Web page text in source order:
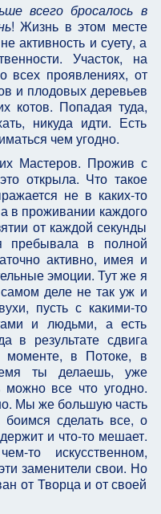
всего бросалось в
! Жизнь в этом месте
активность и суету, а
Участок, на
всех проявлениях, от
и плодовых деревьев
котов. Попадая туда,
никуда идти. Есть
чем угодно.
Мастеров. Прожив с
открыла. Что такое
не в каких-то
в проживании каждого
от каждой секунды
пребывала в полной
активно, имея и
эмоции. Тут же я
деле не так уж и
пусть с какими-то
и людьми, а есть
в результате сдвига
моменте, в Потоке, в
ты делаешь, уже
все что угодно.
Мы же большую часть
сделать все, о
и что-то мешает.
то искусственном,
заменители свои. Но
от Творца и от своей